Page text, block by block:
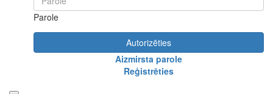
Parole
Autorizēties
Aizmirsta parole
Reģistrēties